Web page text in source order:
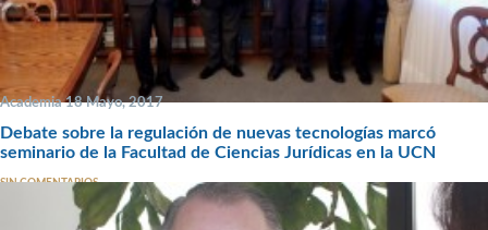
Academia 18 Mayo, 2017
Debate sobre la regulación de nuevas tecnologías marcó
seminario de la Facultad de Ciencias Jurídicas en la UCN
SIN COMENTARIOS